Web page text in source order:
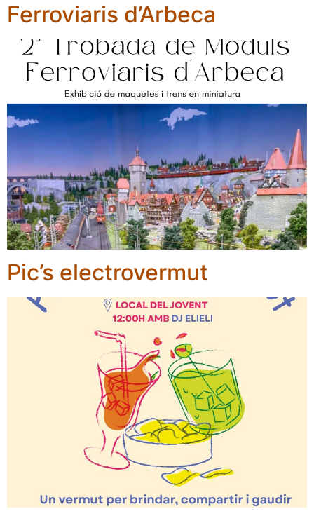
Ferroviaris d’Arbeca
Pic’s electrovermut